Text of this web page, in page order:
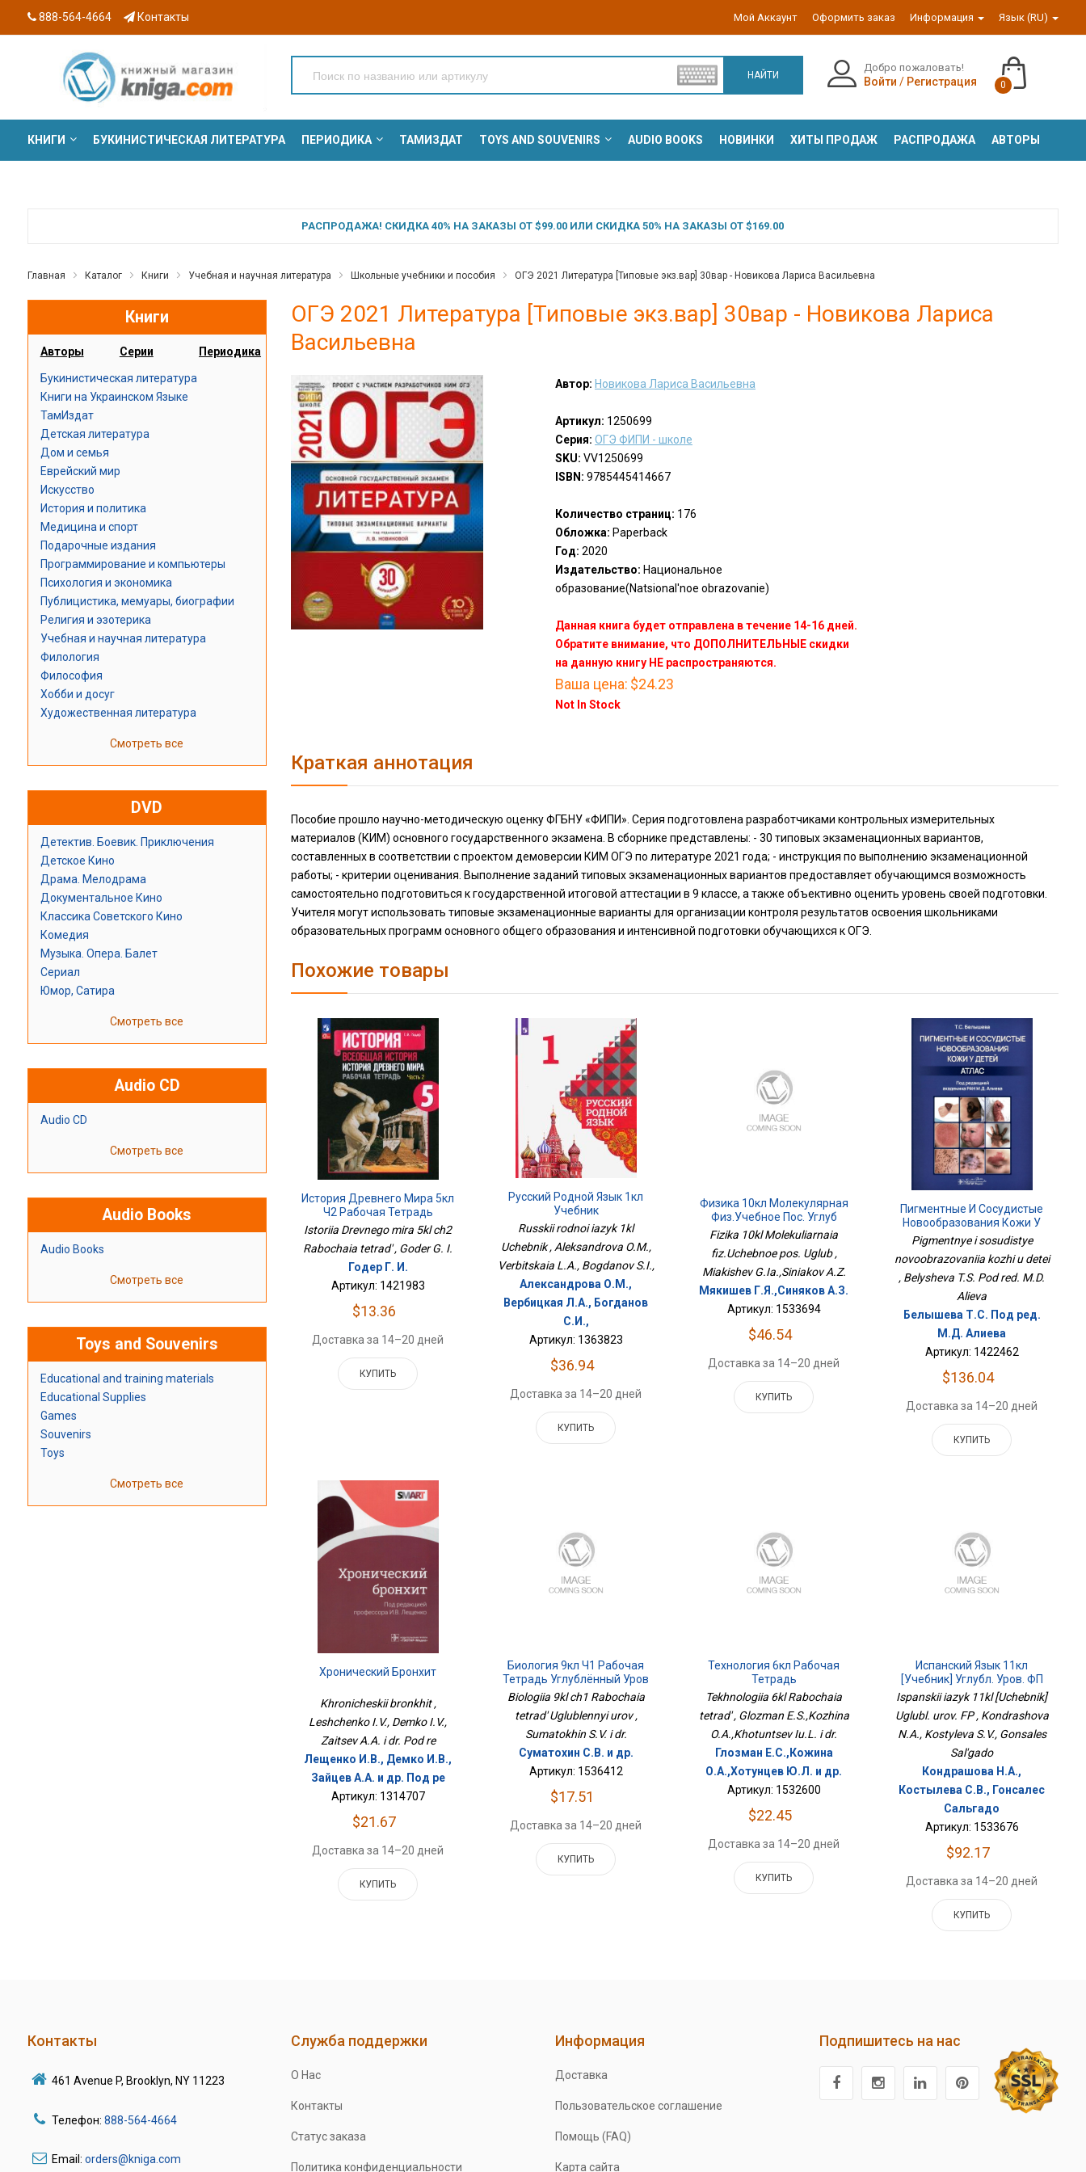
888-564-4664 Контакты Мой Аккаунт Оформить заказ Информация Язык (RU)
НАЙТИ
Добро пожаловать!
Войти / Регистрация 0
КНИГИ БУКИНИСТИЧЕСКАЯ ЛИТЕРАТУРА ПЕРИОДИКА ТАМИЗДАТ TOYS AND SOUVENIRS AUDIO BOOKS НОВИНКИ ХИТЫ ПРОДАЖ РАСПРОДАЖА АВТОРЫ
РАСПРОДАЖА! СКИДКА 40% НА ЗАКАЗЫ ОТ $99.00 ИЛИ СКИДКА 50% НА ЗАКАЗЫ ОТ $169.00
Главная Каталог Книги Учебная и научная литература Школьные учебники и пособия ОГЭ 2021 Литература [Типовые экз.вар] 30вар - Новикова Лариса Васильевна
Книги
Авторы Серии Периодика
Букинистическая литература
Книги на Украинском Языке
ТамИздат
Детская литература
Дом и семья
Еврейский мир
Искусство
История и политика
Медицина и спорт
Подарочные издания
Программирование и компьютеры
Психология и экономика
Публицистика, мемуары, биографии
Религия и эзотерика
Учебная и научная литература
Филология
Философия
Хобби и досуг
Художественная литература
Смотреть все
DVD
Детектив. Боевик. Приключения
Детское Кино
Драма. Мелодрама
Документальное Кино
Классика Советского Кино
Комедия
Музыка. Опера. Балет
Сериал
Юмор, Сатира
Смотреть все
Audio CD
Audio CD
Смотреть все
Audio Books
Audio Books
Смотреть все
Toys and Souvenirs
Educational and training materials
Educational Supplies
Games
Souvenirs
Toys
Смотреть все
ОГЭ 2021 Литература [Типовые экз.вар] 30вар - Новикова Лариса
Васильевна
Автор: Новикова Лариса Васильевна
Артикул: 1250699
Серия: ОГЭ ФИПИ - школе
SKU: VV1250699
ISBN: 9785445414667
Количество страниц: 176
Обложка: Paperback
Год: 2020
Издательство: Национальное
образование(Natsional'noe obrazovanie)
Данная книга будет отправлена в течение 14-16 дней.
Обратите внимание, что ДОПОЛНИТЕЛЬНЫЕ скидки
на данную книгу НЕ распространяются.
Ваша цена: $24.23
Not In Stock
Краткая аннотация
Пособие прошло научно-методическую оценку ФГБНУ «ФИПИ». Серия подготовлена разработчиками контрольных измерительных
материалов (КИМ) основного государственного экзамена. В сборнике представлены: - 30 типовых экзаменационных вариантов,
составленных в соответствии с проектом демоверсии КИМ ОГЭ по литературе 2021 года; - инструкция по выполнению экзаменационной
работы; - критерии оценивания. Выполнение заданий типовых экзаменационных вариантов предоставляет обучающимся возможность
самостоятельно подготовиться к государственной итоговой аттестации в 9 классе, а также объективно оценить уровень своей подготовки.
Учителя могут использовать типовые экзаменационные варианты для организации контроля результатов освоения школьниками
образовательных программ основного общего образования и интенсивной подготовки обучающихся к ОГЭ.
Похожие товары
История Древнего Мира 5кл
Ч2 Рабочая Тетрадь
Istoriia Drevnego mira 5kl ch2
Rabochaia tetrad' , Goder G. I.
Годер Г. И.
Артикул: 1421983
$13.36
Доставка за 14–20 дней
КУПИТЬ
Русский Родной Язык 1кл
Учебник
Russkii rodnoi iazyk 1kl
Uchebnik , Aleksandrova O.M.,
Verbitskaia L.A., Bogdanov S.I.,
Александрова О.М.,
Вербицкая Л.А., Богданов
С.И.,
Артикул: 1363823
$36.94
Доставка за 14–20 дней
КУПИТЬ
Физика 10кл Молекулярная
Физ.Учебное Пос. Углуб
Fizika 10kl Molekuliarnaia
fiz.Uchebnoe pos. Uglub ,
Miakishev G.Ia.,Siniakov A.Z.
Мякишев Г.Я.,Синяков А.З.
Артикул: 1533694
$46.54
Доставка за 14–20 дней
КУПИТЬ
Пигментные И Сосудистые
Новообразования Кожи У
Детей
Pigmentnye i sosudistye
novoobrazovaniia kozhi u detei
, Belysheva T.S. Pod red. M.D.
Alieva
Белышева Т.С. Под ред.
М.Д. Алиева
Артикул: 1422462
$136.04
Доставка за 14–20 дней
КУПИТЬ
Хронический Бронхит
Khronicheskii bronkhit ,
Leshchenko I.V., Demko I.V.,
Zaitsev A.A. i dr. Pod re
Лещенко И.В., Демко И.В.,
Зайцев А.А. и др. Под ре
Артикул: 1314707
$21.67
Доставка за 14–20 дней
КУПИТЬ
Биология 9кл Ч1 Рабочая
Тетрадь Углублённый Уров
Biologiia 9kl ch1 Rabochaia
tetrad' Uglublennyi urov ,
Sumatokhin S.V. i dr.
Суматохин С.В. и др.
Артикул: 1536412
$17.51
Доставка за 14–20 дней
КУПИТЬ
Технология 6кл Рабочая
Тетрадь
Tekhnologiia 6kl Rabochaia
tetrad' , Glozman E.S.,Kozhina
O.A.,Khotuntsev Iu.L. i dr.
Глозман Е.С.,Кожина
О.А.,Хотунцев Ю.Л. и др.
Артикул: 1532600
$22.45
Доставка за 14–20 дней
КУПИТЬ
Испанский Язык 11кл
[Учебник] Углубл. Уров. ФП
Ispanskii iazyk 11kl [Uchebnik]
Uglubl. urov. FP , Kondrashova
N.A., Kostyleva S.V., Gonsales
Sal'gado
Кондрашова Н.А.,
Костылева С.В., Гонсалес
Сальгадо
Артикул: 1533676
$92.17
Доставка за 14–20 дней
КУПИТЬ
Контакты
461 Avenue P, Brooklyn, NY 11223
Телефон: 888-564-4664
Email: orders@kniga.com
Служба поддержки
О Нас
Контакты
Статус заказа
Политика конфиденциальности
Информация
Доставка
Пользовательское соглашение
Помощь (FAQ)
Карта сайта
Подпишитесь на нас